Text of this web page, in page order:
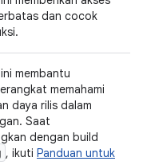
dan cocok
membantu
memahami
daya rilis dalam
Saat
dengan build
, ikuti Panduan untuk